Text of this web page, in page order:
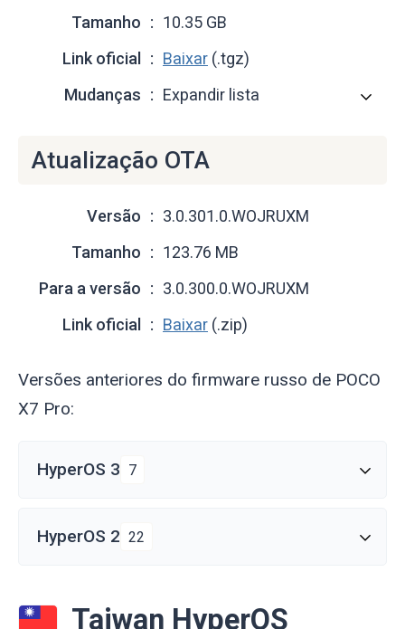
Tamanho
10.35 GB
Link oficial
Baixar (.tgz)
Mudanças
Expandir lista
Atualização OTA
Versão
3.0.301.0.WOJRUXM
Tamanho
123.76 MB
Para a versão
3.0.300.0.WOJRUXM
Link oficial
Baixar (.zip)
Versões anteriores do firmware russo de POCO
X7 Pro:
HyperOS 3 7
HyperOS 2 22
Taiwan HyperOS